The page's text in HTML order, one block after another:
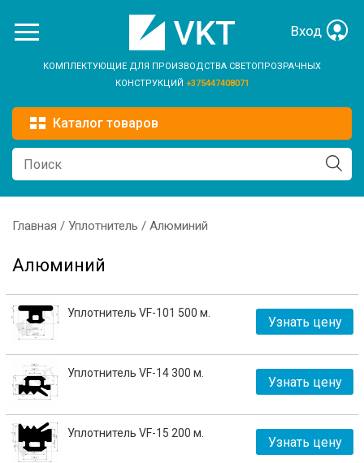
КОМПЛЕКТУЮЩИЕ ДЛЯ ПРОИЗВОДСТВА СВЕТОПРОЗРАЧНЫХ
КОНСТРУКЦИЙ +375447408071
Каталог товаров
Вход
Главная / Уплотнитель / Алюминий
Алюминий
Уплотнитель VF-101 500 м.
Узнать цену
Уплотнитель VF-14 300 м.
Узнать цену
Уплотнитель VF-15 200 м.
Узнать цену